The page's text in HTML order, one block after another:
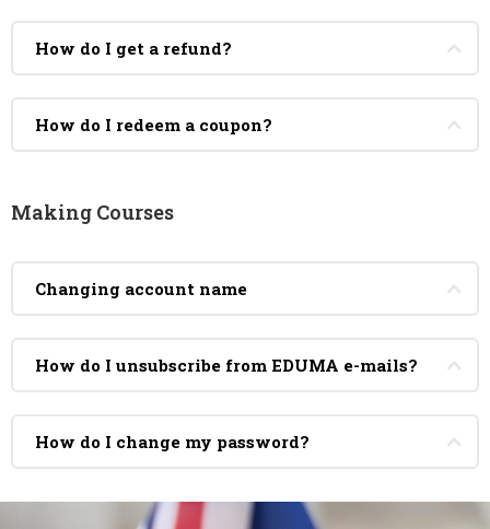
How do I get a refund?
How do I redeem a coupon?
Making Courses
Changing account name
How do I unsubscribe from EDUMA e-mails?
How do I change my password?